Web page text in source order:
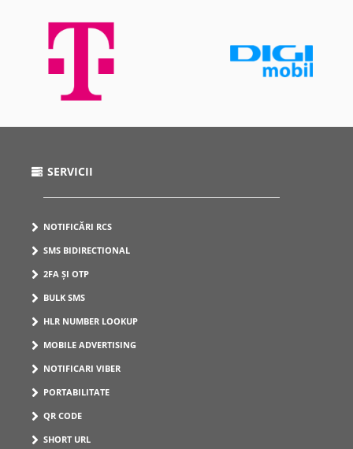
SERVICII
NOTIFICĂRI RCS
SMS BIDIRECTIONAL
2FA ȘI OTP
BULK SMS
HLR NUMBER LOOKUP
MOBILE ADVERTISING
NOTIFICARI VIBER
PORTABILITATE
QR CODE
SHORT URL